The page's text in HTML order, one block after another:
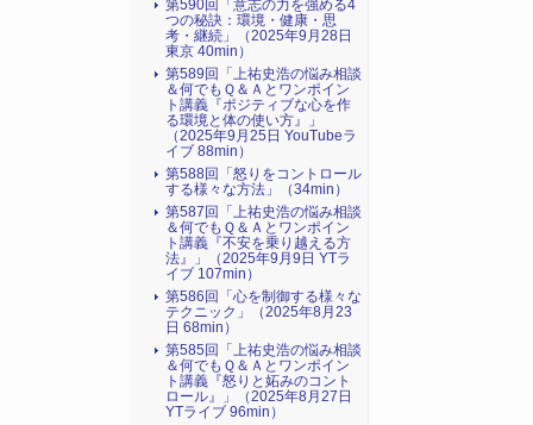
第590回「意志の力を強める4
つの秘訣：環境・健康・思
考・継続」（2025年9月28日
東京 40min）
第589回「上祐史浩の悩み相談
＆何でもＱ＆Ａとワンポイン
ト講義『ポジティブな心を作
る環境と体の使い方』​」
（2025年9月25日 YouTubeラ
イブ 88min）
第588回「怒りをコントロール
する様々な方法」（34min）
第587回「上祐史浩の悩み相談
＆何でもＱ＆Ａとワンポイン
ト講義『不安を乗り越える方
法』​」（2025年9月9日 YTラ
イブ 107min）
第586回「心を制御する様々な
テクニック」（2025年8月23
日 68min）
第585回「上祐史浩の悩み相談
＆何でもＱ＆Ａとワンポイン
ト講義『怒りと妬みのコント
ロール』​」（2025年8月27日
YTライブ 96min）